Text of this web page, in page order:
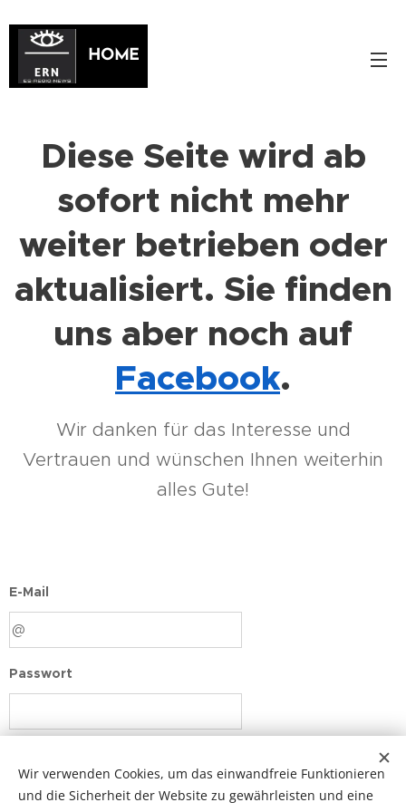
HOME
Diese Seite wird ab
sofort nicht mehr
weiter betrieben oder
aktualisiert. Sie finden
uns aber noch auf
Facebook.
Wir danken für das Interesse und
Vertrauen und wünschen Ihnen weiterhin
alles Gute!
E-Mail
Passwort
Wir verwenden Cookies, um das einwandfreie Funktionieren
und die Sicherheit der Website zu gewährleisten und eine